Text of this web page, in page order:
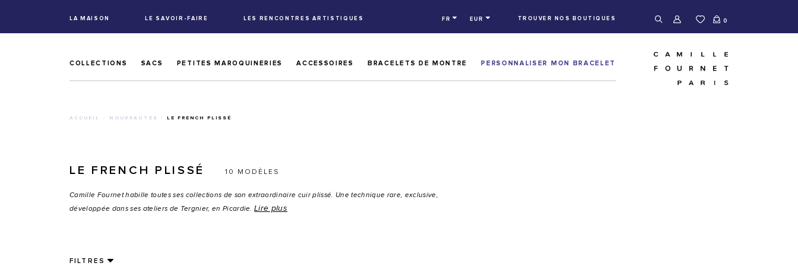
LA MAISON LE SAVOIR-FAIRE LES RENCONTRES ARTISTIQUES FR EUR TROUVER NOS BOUTIQUES 0
COLLECTIONS SACS PETITES MAROQUINERIES ACCESSOIRES BRACELETS DE MONTRE PERSONNALISER MON BRACELET
ACCUEIL NOUVEAUTÉS LE FRENCH PLISSÉ
LE FRENCH PLISSÉ 10 MODÈLES
Camille Fournet habille toutes ses collections de son extraordinaire cuir plissé. Une technique rare, exclusive,
développée dans ses ateliers de Tergnier, en Picardie.Lire plus
FILTRES